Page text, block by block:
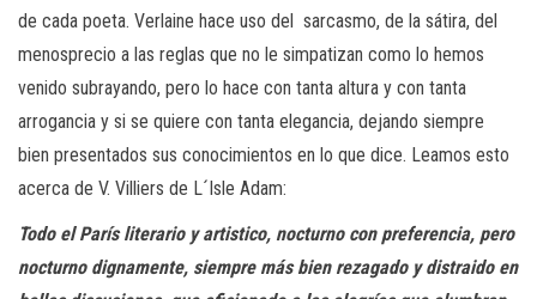
de cada poeta. Verlaine hace uso del sarcasmo, de la sátira, del
menosprecio a las reglas que no le simpatizan como lo hemos
venido subrayando, pero lo hace con tanta altura y con tanta
arrogancia y si se quiere con tanta elegancia, dejando siempre
bien presentados sus conocimientos en lo que dice. Leamos esto
acerca de V. Villiers de L´Isle Adam:
Todo el París literario y artistico, nocturno con preferencia, pero
nocturno dignamente, siempre más bien rezagado y distraido en